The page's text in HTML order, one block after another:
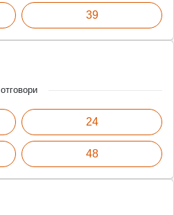
39
отговори
24
48